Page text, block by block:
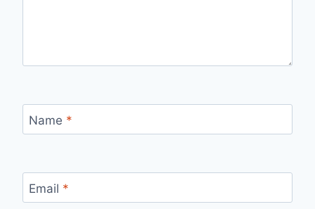
Name *
Email *